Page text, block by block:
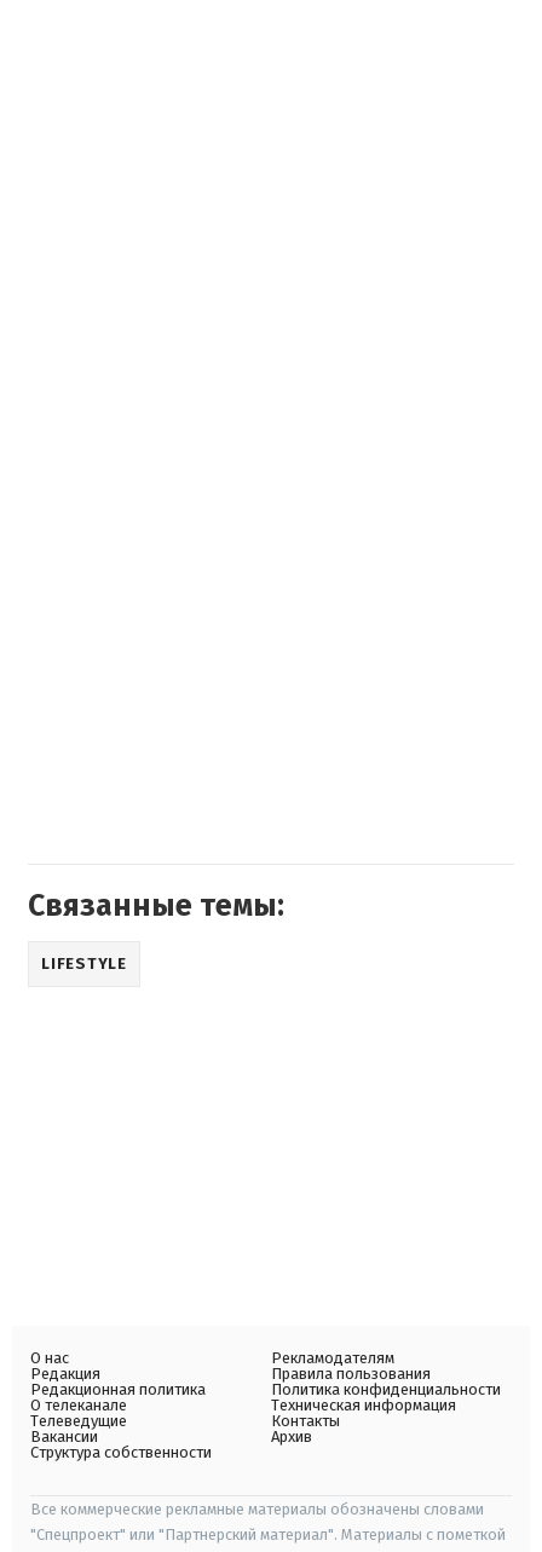
Связанные темы:
LIFESTYLE
О нас
Редакция
Редакционная политика
О телеканале
Телеведущие
Вакансии
Структура собственности
Рекламодателям
Правила пользования
Политика конфиденциальности
Техническая информация
Контакты
Архив
Все коммерческие рекламные материалы обозначены словами
"Спецпроект" или "Партнерский материал". Материалы с пометкой